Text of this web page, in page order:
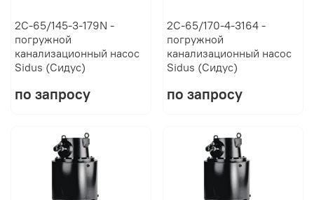
2C-65/145-3-179N -
погружной
канализационный насос
Sidus (Сидус)
по запросу
2C-65/170-4-3164 -
погружной
канализационный насос
Sidus (Сидус)
по запросу